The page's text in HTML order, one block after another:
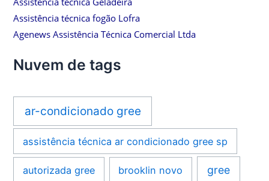
Assistência técnica fogão Lofra
Agenews Assistência Técnica Comercial Ltda
Nuvem de tags
ar-condicionado gree
assistência técnica ar condicionado gree sp
autorizada gree brooklin novo gree